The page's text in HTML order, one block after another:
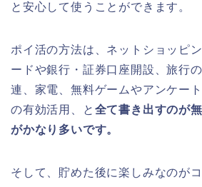
と安心して使うことができます。
ポイ活の方法は、ネットショッピ
ードや銀行・証券口座開設、旅行
連、家電、無料ゲームやアンケー
の有効活用、と 全て書き出すのが
がかなり多いです。
そして、貯めた後に楽しみなのがコ